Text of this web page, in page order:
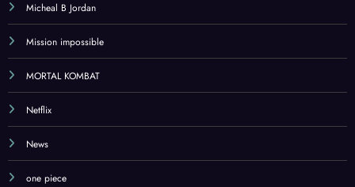
Micheal B Jordan
Mission impossible
MORTAL KOMBAT
Netflix
News
one piece